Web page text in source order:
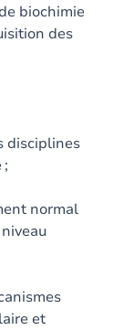
biochimie
des
disciplines
normal
et